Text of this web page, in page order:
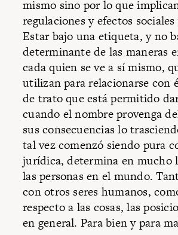
mismo sino por lo que
regulaciones y efectos
Estar bajo una etiqueta, y no
determinante de las maneras
cada quien se ve a sí mismo,
utilizan para relacionarse con
de trato que está permitido
cuando el nombre provenga
sus consecuencias lo
tal vez comenzó siendo pura
jurídica, determina en mucho
las personas en el mundo.
con otros seres humanos,
respecto a las cosas, las
en general. Para bien y para